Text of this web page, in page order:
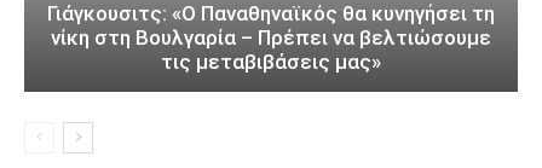
Γιάγκουσιτς: «Ο Παναθηναϊκός θα κυνηγήσει τη
νίκη στη Βουλγαρία – Πρέπει να βελτιώσουμε
τις μεταβιβάσεις μας»